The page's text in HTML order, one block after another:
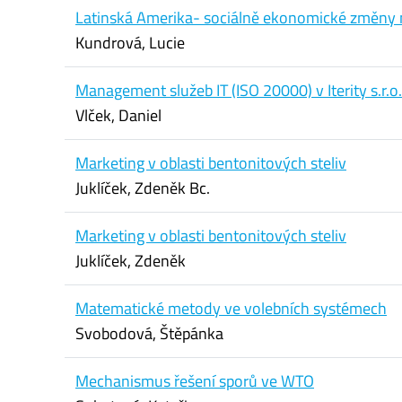
Latinská Amerika- sociálně ekonomické
Kundrová, Lucie
Management služeb IT (ISO 20000) v Iterity s.r.o.
Vlček, Daniel
Marketing v oblasti bentonitových steliv
Juklíček, Zdeněk Bc.
Marketing v oblasti bentonitových steliv
Juklíček, Zdeněk
Matematické metody ve volebních systémech
Svobodová, Štěpánka
Mechanismus řešení sporů ve WTO